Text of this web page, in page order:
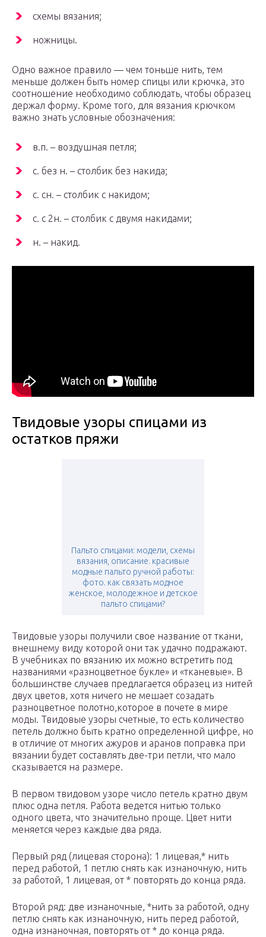
схемы вязания;
ножницы.
Одно важное правило — чем тоньше нить, тем
меньше должен быть номер спицы или крючка, это
соотношение необходимо соблюдать, чтобы образец
держал форму. Кроме того, для вязания крючком
важно знать условные обозначения:
в.п. – воздушная петля;
с. без н. – столбик без накида;
с. сн. – столбик с накидом;
с. с 2н. – столбик с двумя накидами;
н. – накид.
Твидовые узоры спицами из
остатков пряжи
Пальто спицами: модели, схемы
вязания, описание. красивые
модные пальто ручной работы:
фото. как связать модное
женское, молодежное и детское
пальто спицами?
Твидовые узоры получили свое название от ткани,
внешнему виду которой они так удачно подражают.
В учебниках по вязанию их можно встретить под
названиями «разноцветное букле» и «тканевые». В
большинстве случаев предлагается образец из нитей
двух цветов, хотя ничего не мешает созадать
разноцветное полотно,которое в почете в мире
моды. Твидовые узоры счетные, то есть количество
петель должно быть кратно определенной цифре, но
в отличие от многих ажуров и аранов поправка при
вязании будет составлять две-три петли, что мало
сказывается на размере.
В первом твидовом узоре число петель кратно двум
плюс одна петля. Работа ведется нитью только
одного цвета, что значительно проще. Цвет нити
меняется через каждые два ряда.
Первый ряд (лицевая сторона): 1 лицевая,* нить
перед работой, 1 петлю снять как изнаночную, нить
за работой, 1 лицевая, от * повторять до конца ряда.
Второй ряд: две изнаночные, *нить за работой, одну
петлю снять как изнаночную, нить перед работой,
одна изнаночная, повторять от * до конца ряда.